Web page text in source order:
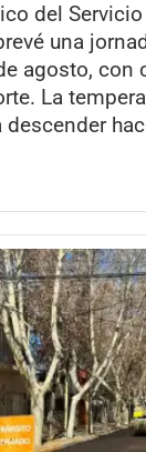
del
una
agosto, con
La
descender